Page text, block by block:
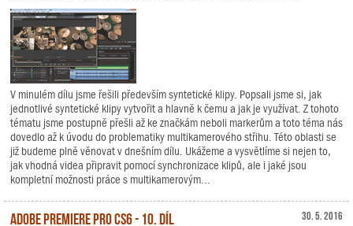
V minulém dílu jsme řešili především syntetické klipy. Popsali jsme si, jak
jednotlivé syntetické klipy vytvořit a hlavně k čemu a jak je využívat. Z tohoto
tématu jsme postupně přešli až ke značkám neboli markerům a toto téma nás
dovedlo až k úvodu do problematiky multikamerového střihu. Této oblasti se
již budeme plně věnovat v dnešním dílu. Ukážeme a vysvětlíme si nejen to,
jak vhodná videa připravit pomocí synchronizace klipů, ale i jaké jsou
kompletní možnosti práce s multikamerovým...
30. 5. 2016
Adobe Premiere Pro CS6 - 10. díl